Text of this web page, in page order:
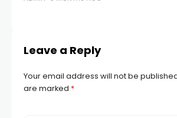
Leave a Reply
Your email address will not be
are marked *